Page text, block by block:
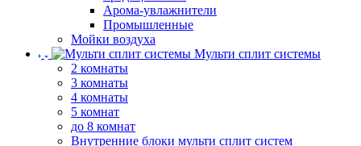
Арома-увлажнители
Промышленные
Мойки воздуха
Мульти сплит системы
2 комнаты
3 комнаты
4 комнаты
5 комнат
до 8 комнат
Внутренние блоки мульти сплит систем